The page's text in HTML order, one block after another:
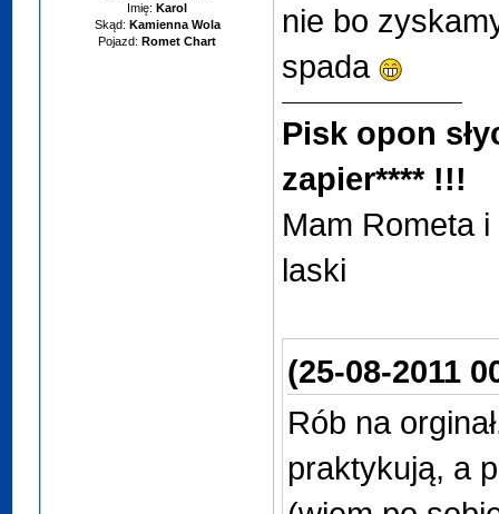
Imię: Karol
Skąd: Kamienna Wola
Pojazd: Romet Chart
nie bo
spada
Pisk opon
zapier**** !!!
Mam Rometa
laski
(25-08-2011
Rób na
praktykują, a